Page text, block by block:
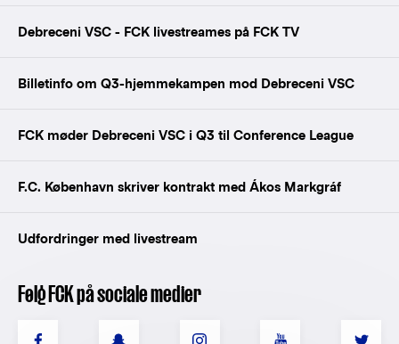
Debreceni VSC - FCK livestreames på FCK TV
Billetinfo om Q3-hjemmekampen mod Debreceni VSC
FCK møder Debreceni VSC i Q3 til Conference League
F.C. København skriver kontrakt med Ákos Markgráf
Udfordringer med livestream
Følg FCK på sociale medier